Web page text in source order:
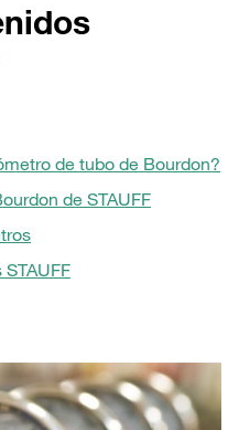
de tubo de Bourdon?
de STAUFF